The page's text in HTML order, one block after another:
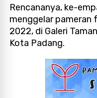
Rencananya, ke-
menggelar
2022, di Galeri
Kota Padang.